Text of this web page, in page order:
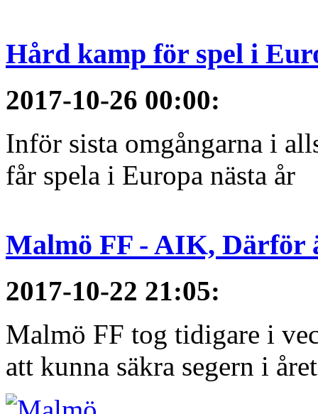
Hård kamp för spel i
2017-10-26 00:00:
Inför sista omgångarna i
får spela i Europa nästa år
Malmö FF - AIK, Därför
2017-10-22 21:05:
Malmö FF tog tidigare i
att kunna säkra segern i